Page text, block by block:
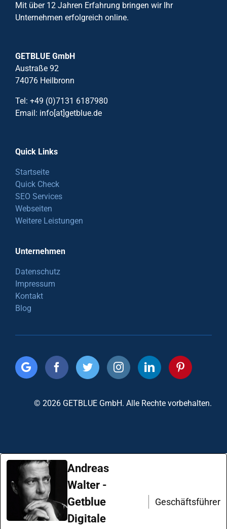
Mit über 12 Jahren Erfahrung bringen wir Ihr
Unternehmen erfolgreich online.
GETBLUE GmbH
Austraße 92
74076 Heilbronn
Tel: +49 (0)7131 6187980
Email: info[at]getblue.de
Quick Links
Startseite
Quick Check
SEO Services
Webseiten
Weitere Leistungen
Unternehmen
Datenschutz
Impressum
Kontakt
Blog
© 2026 GETBLUE GmbH. Alle Rechte vorbehalten.
Andreas
Walter -
Getblue
Digitale
Geschäftsführer